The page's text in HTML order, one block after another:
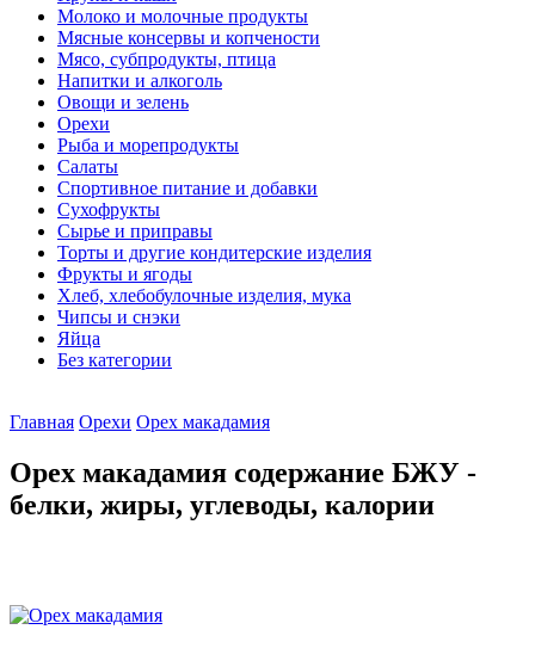
Молоко и молочные продукты
Мясные консервы и копчености
Мясо, субпродукты, птица
Напитки и алкоголь
Овощи и зелень
Орехи
Рыба и морепродукты
Салаты
Спортивное питание и добавки
Сухофрукты
Сырье и приправы
Торты и другие кондитерские изделия
Фрукты и ягоды
Хлеб, хлебобулочные изделия, мука
Чипсы и снэки
Яйца
Без категории
Главная Орехи Орех макадамия
Орех макадамия содержание БЖУ -
белки, жиры, углеводы, калории